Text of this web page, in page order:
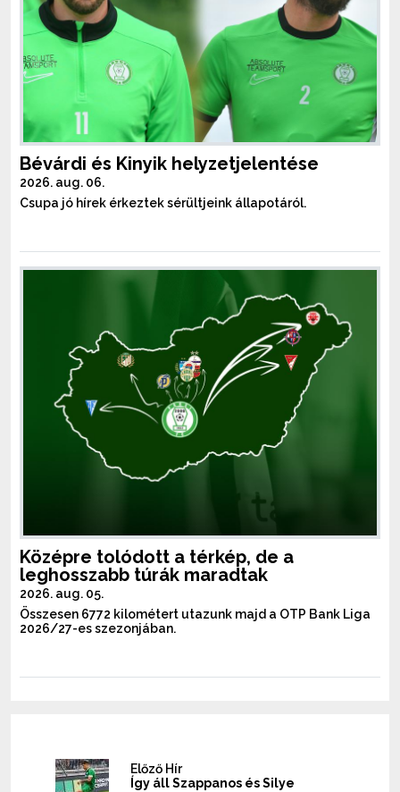
Bévárdi és Kinyik helyzetjelentése
2026. aug. 06.
Csupa jó hírek érkeztek sérültjeink állapotáról.
Középre tolódott a térkép, de a
leghosszabb túrák maradtak
2026. aug. 05.
Összesen 6772 kilométert utazunk majd a OTP Bank Liga
2026/27-es szezonjában.
Előző Hír
Így áll Szappanos és Silye